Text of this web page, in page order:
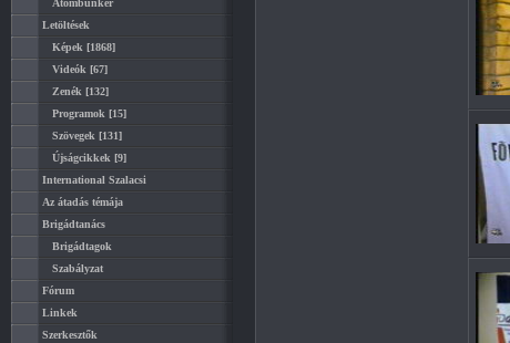
Atombunker
Letöltések
Képek [1868]
Videók [67]
Zenék [132]
Programok [15]
Szövegek [131]
Újságcikkek [9]
International Szalacsi
Az átadás témája
Brigádtanács
Brigádtagok
Szabályzat
Fórum
Linkek
Szerkesztők